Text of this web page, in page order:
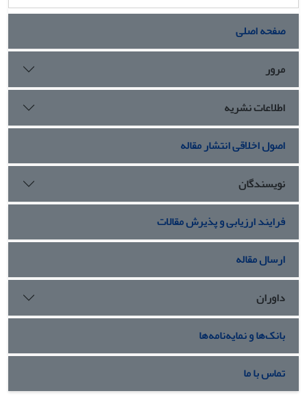
صفحه اصلی
مرور
اطلاعات نشریه
اصول اخلاقی انتشار مقاله
نویسندگان
فرایند ارزیابی و پذیرش مقالات
ارسال مقاله
داوران
بانک‌ها و نمایه‌نامه‌ها
تماس با ما